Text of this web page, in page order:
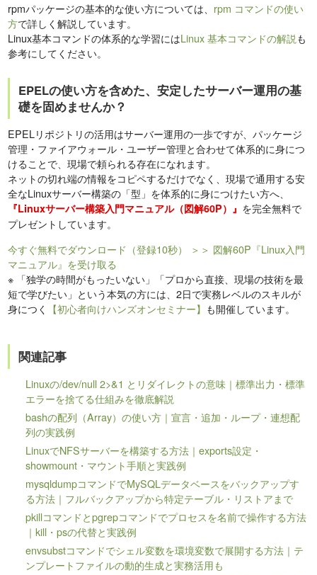
rpmパッケージの基本的な使い方については、 rpm コマンドの使い
方で詳しく解説しています。
Linux基本コマンドの体系的な学習にはLinux 基本コマンドの解説も
参考にしてください。
EPELの使い方を含めた、安定したサーバー運用の基
礎を固めませんか？
EPELリポジトリの活用はサーバー運用の一歩ですが、パッケージ
管理・ファイアウォール・ユーザー管理と合わせて体系的に身につ
けることで、現場で頼られる存在になれます。
ネットの切れ端の情報をコピペするだけでなく、現場で通用する安
全なLinuxサーバー構築の「型」を体系的に身につけたい方へ、
『Linuxサーバー構築入門マニュアル（図解60P）』 を完全無料で
プレゼントしています。
今すぐ無料でダウンロード（登録10秒）
＞＞ 図解60P『Linux入門
マニュアル』を受け取る
※ 「独学の時間がもったいない」「プロから直接、現場の技術を最
短で学びたい」という本気の方には、2日で実務レベルのスキルが
身につく
【初心者向けハンズオンセミナー】 も開催しています。
関連記事
Linuxの/dev/null 2>&1 とリダイレクトの意味｜標準出力・標準
エラーを捨てる仕組みを徹底解説
bashの配列（Array）の使い方｜宣言・追加・ループ・連想配
列の実践例
LinuxでNFSサーバーを構築する方法｜exports設定・
showmount・マウント手順と実践例
mysqldumpコマンドでMySQLデータベースをバックアップす
る方法｜フルバックアップから特定テーブル・リストアまで
pkillコマンドとpgrepコマンドでプロセスを名前で操作する方法
｜kill・psの代替と実践例
envsubstコマンドでシェル変数を環境変数で展開する方法｜テ
ンプレートファイルの動的生成と実務活用も